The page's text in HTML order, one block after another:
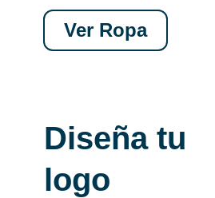
Ver Ropa
Diseña tu
logo